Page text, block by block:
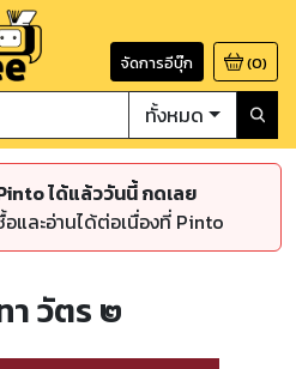
จัดการอีบุ๊ก (0)
ทั้งหมด
ได้แล้ววันนี้ กดเลย
และอ่านได้ต่อเนื่องที่ Pinto
วัตร ๒